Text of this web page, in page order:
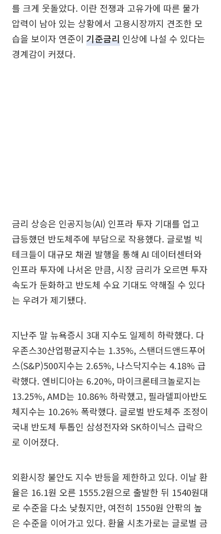
를 크게 웃돌았다. 이란 전쟁과 고유가에 따른 물가
압력이 남아 있는 상황에서 고용시장까지 견조한 모
습을 보이자 연준이 기준금리 인상에 나설 수 있다는
경계감이 커졌다.
금리 상승은 인공지능(AI) 인프라 투자 기대를 업고
급등했던 반도체주에 부담으로 작용했다. 글로벌 빅
테크들이 대규모 채권 발행을 통해 AI 데이터센터와
인프라 투자에 나서온 만큼, 시장 금리가 오르면 투자
속도가 둔화하고 반도체 수요 기대도 약해질 수 있다
는 우려가 제기됐다.
지난주 말 뉴욕증시 3대 지수도 일제히 하락했다. 다
우존스30산업평균지수는 1.35%, 스탠더드앤드푸어
스(S&P)500지수는 2.65%, 나스닥지수는 4.18% 급
락했다. 엔비디아는 6.20%, 마이크론테크놀로지는
13.25%, AMD는 10.86% 하락했고, 필라델피아반도
체지수는 10.26% 폭락했다. 글로벌 반도체주 조정이
국내 반도체 투톱인 삼성전자와 SK하이닉스 급락으
로 이어졌다.
외환시장 불안도 지수 반등을 제한하고 있다. 이날 환
율은 16.1원 오른 1555.2원으로 출발한 뒤 1540원대
로 수준을 다소 낮췄지만, 여전히 1550원 안팎의 높
은 수준을 이어가고 있다. 환율 시초가로는 글로벌 금